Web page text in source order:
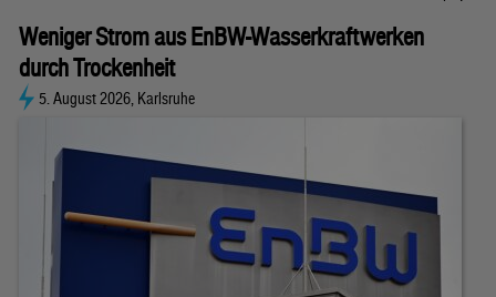
Weniger Strom aus EnBW-Wasserkraftwerken
durch Trockenheit
5. August 2026, Karlsruhe